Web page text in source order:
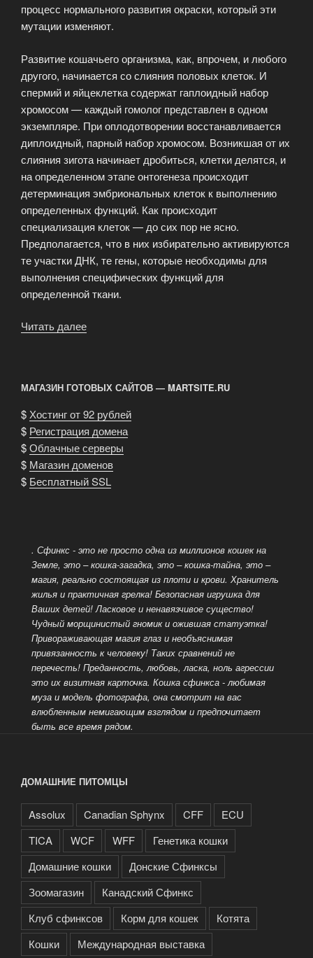
процесс нормального развития окраски, который эти
мутации изменяют.
Развитие кошачьего организма, как, впрочем, и любого
другого, начинается со слияния половых клеток. И
спермий и яйцеклетка содержат гаплоидный набор
хромосом — каждый гомолог представлен в одном
экземпляре. При оплодотворении восстанавливается
диплоидный, парный набор хромосом. Возникшая от их
слияния зигота начинает дробиться, клетки делятся, и
на определенном этапе онтогенеза происходит
детерминация эмбриональных клеток к выполнению
определенных функций. Как происходит
специализация клеток — до сих пор не ясно.
Предполагается, что в них избирательно активируются
те участки ДНК, те гены, которые необходимы для
выполнения специфических функций для
определенной ткани.
Читать далее
рецессивными»
МАГАЗИН ГОТОВЫХ САЙТОВ — MARTSITE.RU
$ Хостинг от 92 рублей
$ Регистрация домена
$Облачные серверы
$ Магазин доменов
$ Бесплатный SSL
. Сфинкс - это не просто одна из миллионов кошек на
Земле, это – кошка-загадка, это – кошка-тайна, это –
магия, реально состоящая из плоти и крови. Хранитель
жилья и практичная грелка! Безопасная игрушка для
Ваших детей! Ласковое и ненавязчивое существо!
Чудный морщинистый гномик и ожившая статуэтка!
Привораживающая магия глаз и необъяснимая
привязанность к человеку! Таких сравнений не
перечесть! Преданность, любовь, ласка, ноль агрессии
это их визитная карточка. Кошка сфинкса - любимая
муза и модель фотографа, она смотрит на вас
влюбленным немигающим взглядом и предпочитает
быть все время рядом.
ДОМАШНИЕ ПИТОМЦЫ
Assolux Canadian Sphynx CFF
ECU
TICA
WCF WFF
Генетика кошки
Домашние кошки
Донские Сфинксы
Зоомагазин
Канадский Сфинкс
Клуб сфинксов
Корм для кошек
Котята
Кошки
Международная выставка